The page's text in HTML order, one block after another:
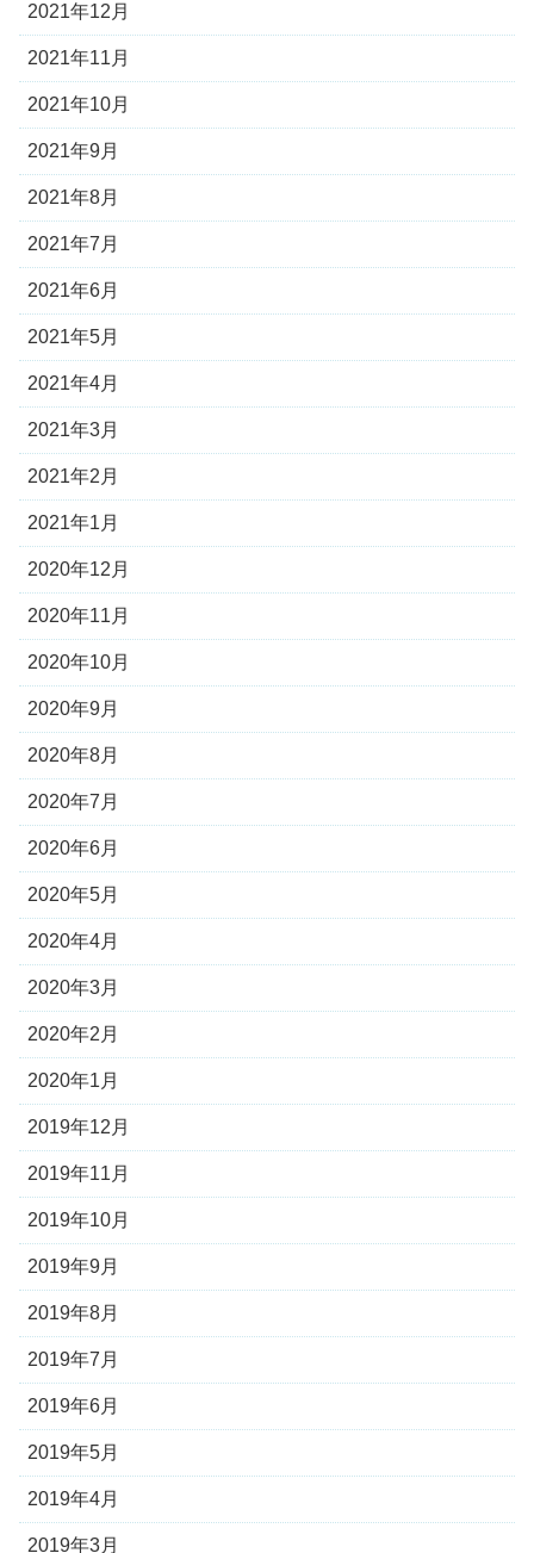
2021年12月
2021年11月
2021年10月
2021年9月
2021年8月
2021年7月
2021年6月
2021年5月
2021年4月
2021年3月
2021年2月
2021年1月
2020年12月
2020年11月
2020年10月
2020年9月
2020年8月
2020年7月
2020年6月
2020年5月
2020年4月
2020年3月
2020年2月
2020年1月
2019年12月
2019年11月
2019年10月
2019年9月
2019年8月
2019年7月
2019年6月
2019年5月
2019年4月
2019年3月